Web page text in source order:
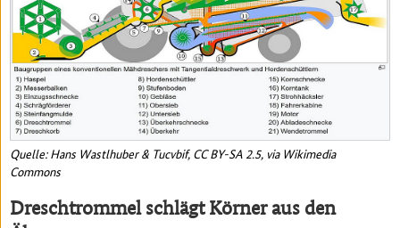
Quelle: Hans Wastlhuber & Tucvbif, CC BY-SA 2.5, via Wikimedia
Commons
Dreschtrommel schlägt Körner aus den